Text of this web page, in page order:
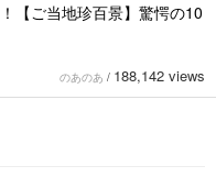
【ご当地珍百景】驚愕の10
のあのあ / 188,142 views